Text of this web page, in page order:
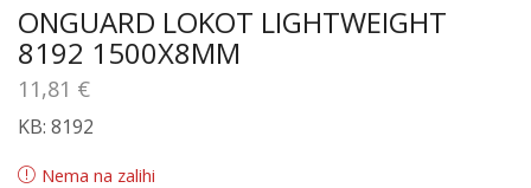
ONGUARD LOKOT LIGHTWEIGHT
8192 1500X8MM
11,81 €
KB: 8192
Nema na zalihi